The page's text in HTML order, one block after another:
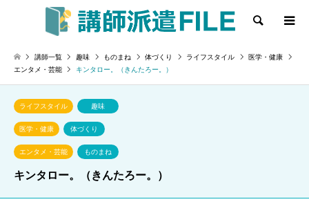
検索
講師一覧 趣味 ものまね 体づくり ライフスタイル
医学・健康
エンタメ・芸能
キンタロー。（きんたろー。）
ライフスタイル 趣味
医学・健康 体づくり
エンタメ・芸能 ものまね
キンタロー。（きんたろー。）